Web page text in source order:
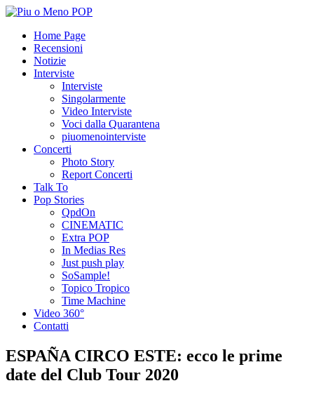
Home Page
Recensioni
Notizie
Interviste
Interviste
Singolarmente
Video Interviste
Voci dalla Quarantena
piuomenointerviste
Concerti
Photo Story
Report Concerti
Talk To
Pop Stories
QpdOn
CINEMATIC
Extra POP
In Medias Res
Just push play
SoSample!
Topico Tropico
Time Machine
Video 360°
Contatti
ESPAÑA CIRCO ESTE: ecco le prime
date del Club Tour 2020